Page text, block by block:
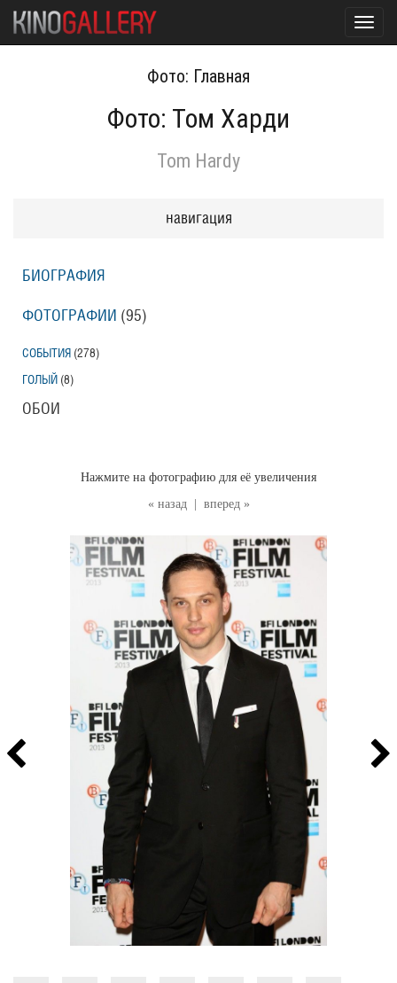
Фото: Главная
Фото: Том Харди
Tom Hardy
« назад вперед »
Нажмите на фотографию для её увеличения
навигация
БИОГРАФИЯ
ФОТОГРАФИИ (95)
СОБЫТИЯ (278)
ГОЛЫЙ (8)
ОБОИ